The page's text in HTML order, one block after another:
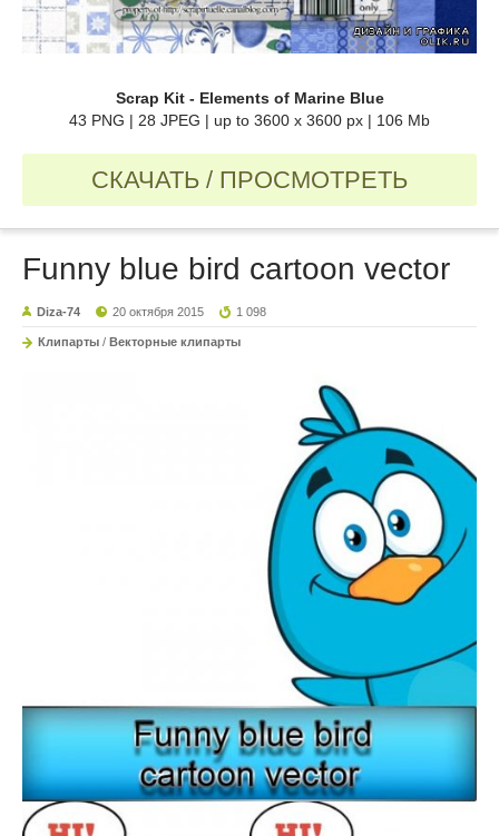
Scrap Kit - Elements of Marine Blue
43 PNG | 28 JPEG | up to 3600 x 3600 px | 106 Mb
СКАЧАТЬ / ПРОСМОТРЕТЬ
Funny blue bird cartoon vector
Diza-74 20 октября 2015 1 098
Клипарты / Векторные клипарты